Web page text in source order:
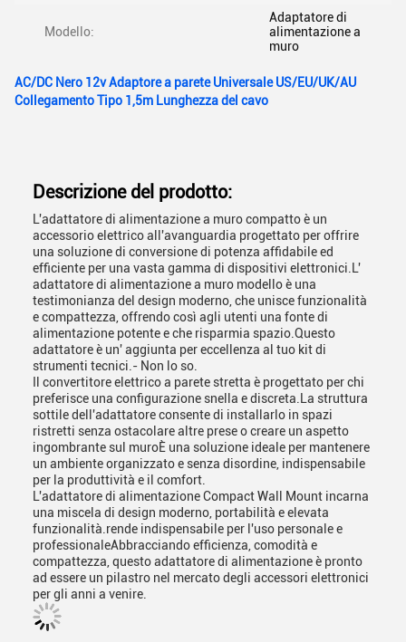
Modello:
Adaptatore di
alimentazione a
muro
AC/DC Nero 12v Adaptore a parete Universale US/EU/UK/AU
Collegamento Tipo 1,5m Lunghezza del cavo
Descrizione del prodotto:
L'adattatore di alimentazione a muro compatto è un
accessorio elettrico all'avanguardia progettato per offrire
una soluzione di conversione di potenza affidabile ed
efficiente per una vasta gamma di dispositivi elettronici.L'
adattatore di alimentazione a muro modello è una
testimonianza del design moderno, che unisce funzionalità
e compattezza, offrendo così agli utenti una fonte di
alimentazione potente e che risparmia spazio.Questo
adattatore è un' aggiunta per eccellenza al tuo kit di
strumenti tecnici.- Non lo so.
Il convertitore elettrico a parete stretta è progettato per chi
preferisce una configurazione snella e discreta.La struttura
sottile dell'adattatore consente di installarlo in spazi
ristretti senza ostacolare altre prese o creare un aspetto
ingombrante sul muroÈ una soluzione ideale per mantenere
un ambiente organizzato e senza disordine, indispensabile
per la produttività e il comfort.
L'adattatore di alimentazione Compact Wall Mount incarna
una miscela di design moderno, portabilità e elevata
funzionalità.rende indispensabile per l'uso personale e
professionaleAbbracciando efficienza, comodità e
compattezza, questo adattatore di alimentazione è pronto
ad essere un pilastro nel mercato degli accessori elettronici
per gli anni a venire.